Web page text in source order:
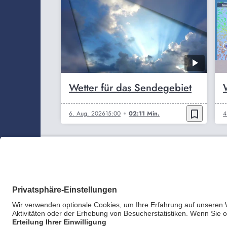
Wetter für das Sendegebiet
6. Aug. 202615:00 02:11 Min. bookmark_border